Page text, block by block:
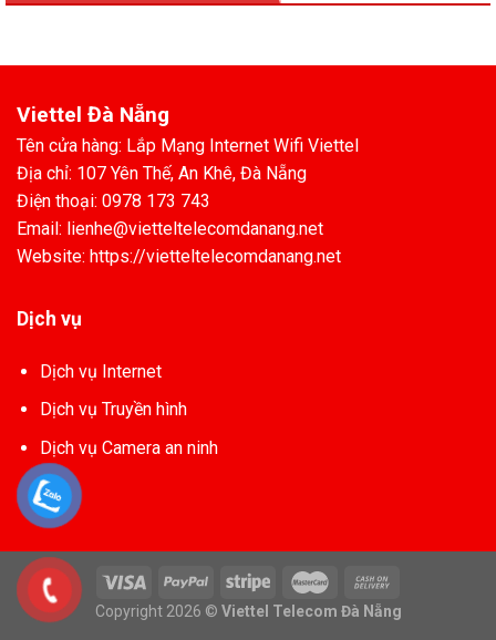
Viettel Đà Nẵng
Tên cửa hàng: Lắp Mạng Internet Wifi Viettel
Địa chỉ: 107 Yên Thế, An Khê, Đà Nẵng
Điện thoại: 0978 173 743
Email: lienhe@vietteltelecomdanang.net
Website: https://vietteltelecomdanang.net
Dịch vụ
Dịch vụ Internet
Dịch vụ Truyền hình
Dịch vụ Camera an ninh
Copyright 2026 © Viettel Telecom Đà Nẵng